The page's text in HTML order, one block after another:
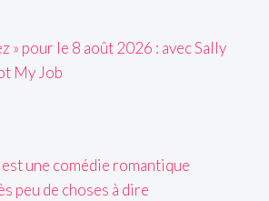
» pour le 8 août 2026 : avec Sally
My Job
une comédie romantique
peu de choses à dire